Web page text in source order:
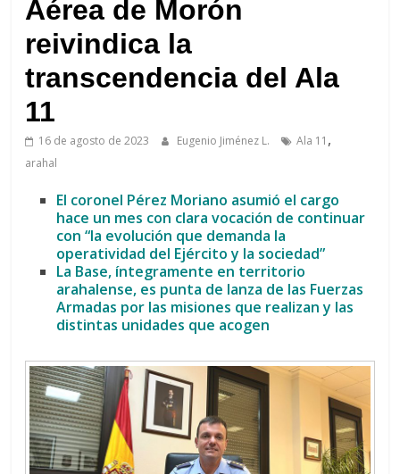
Arahal
Aérea de Morón
reivindica la
transcendencia del Ala
11
16 de agosto de 2023 Eugenio Jiménez L. Ala 11 ,
arahal
El coronel Pérez Moriano asumió el cargo
hace un mes con clara vocación de continuar
con “la evolución que demanda la
operatividad del Ejército y la sociedad”
La Base, íntegramente en territorio
arahalense, es punta de lanza de las Fuerzas
Armadas por las misiones que realizan y las
distintas unidades que acogen